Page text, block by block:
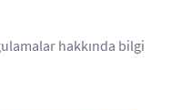
hakkında bilgi